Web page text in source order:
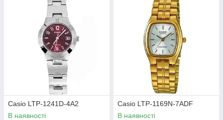
Casio LTP-1241D-4A2
В наявності
Casio LTP-1169N-7ADF
В наявності